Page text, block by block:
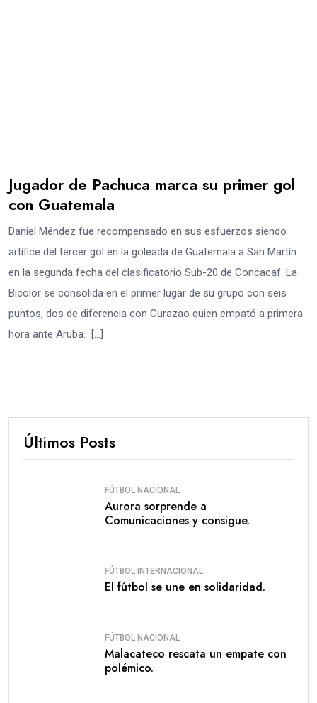
Jugador de Pachuca marca su primer gol
con Guatemala
Daniel Méndez fue recompensado en sus esfuerzos siendo
artífice del tercer gol en la goleada de Guatemala a San Martín
en la segunda fecha del clasificatorio Sub-20 de Concacaf. La
Bicolor se consolida en el primer lugar de su grupo con seis
puntos, dos de diferencia con Curazao quien empató a primera
hora ante Aruba. […]
Últimos Posts
FÚTBOL NACIONAL
Aurora sorprende a
Comunicaciones y consigue.
FÚTBOL INTERNACIONAL
El fútbol se une en solidaridad.
FÚTBOL NACIONAL
Malacateco rescata un empate con
polémico.